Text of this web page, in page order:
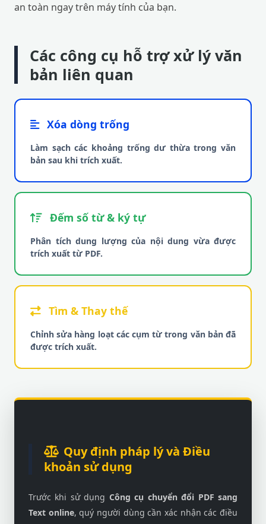
an toàn ngay trên máy tính của bạn.
Các công cụ hỗ trợ xử lý văn
bản liên quan
Xóa dòng trống
Làm sạch các khoảng trống dư thừa trong văn
bản sau khi trích xuất.
Đếm số từ & ký tự
Phân tích dung lượng của nội dung vừa được
trích xuất từ PDF.
Tìm & Thay thế
Chỉnh sửa hàng loạt các cụm từ trong văn bản đã
được trích xuất.
Quy định pháp lý và Điều
khoản sử dụng
Trước khi sử dụng Công cụ chuyển đổi PDF sang
Text online, quý người dùng cần xác nhận các điều